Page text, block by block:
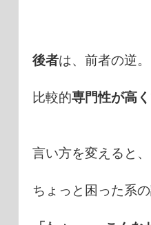
後者は、前者の逆。
比較的専門性が高く
言い方を変えると、
ちょっと困った系